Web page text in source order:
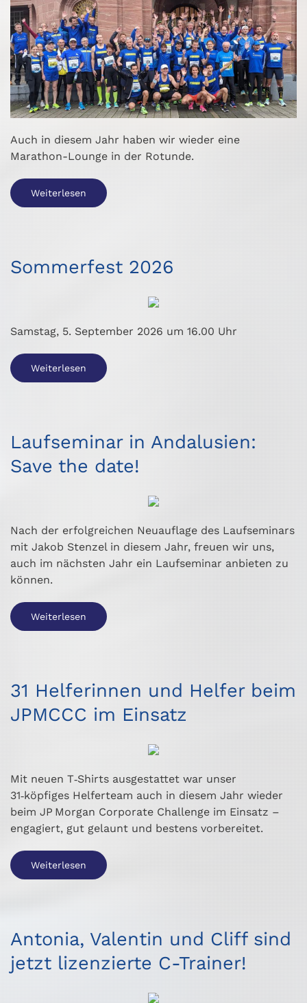
Auch in diesem Jahr haben wir wieder eine
Marathon-Lounge in der Rotunde.
Weiterlesen
Sommerfest 2026
Samstag, 5. September 2026 um 16.00 Uhr
Weiterlesen
Laufseminar in Andalusien:
Save the date!
Nach der erfolgreichen Neuauflage des Laufseminars
mit Jakob Stenzel in diesem Jahr, freuen wir uns,
auch im nächsten Jahr ein Laufseminar anbieten zu
können.
Weiterlesen
31 Helferinnen und Helfer beim
JPMCCC im Einsatz
Mit neuen T‑Shirts ausgestattet war unser
31‑köpfiges Helferteam auch in diesem Jahr wieder
beim JP Morgan Corporate Challenge im Einsatz –
engagiert, gut gelaunt und bestens vorbereitet.
Weiterlesen
Antonia, Valentin und Cliff sind
jetzt lizenzierte C-Trainer!